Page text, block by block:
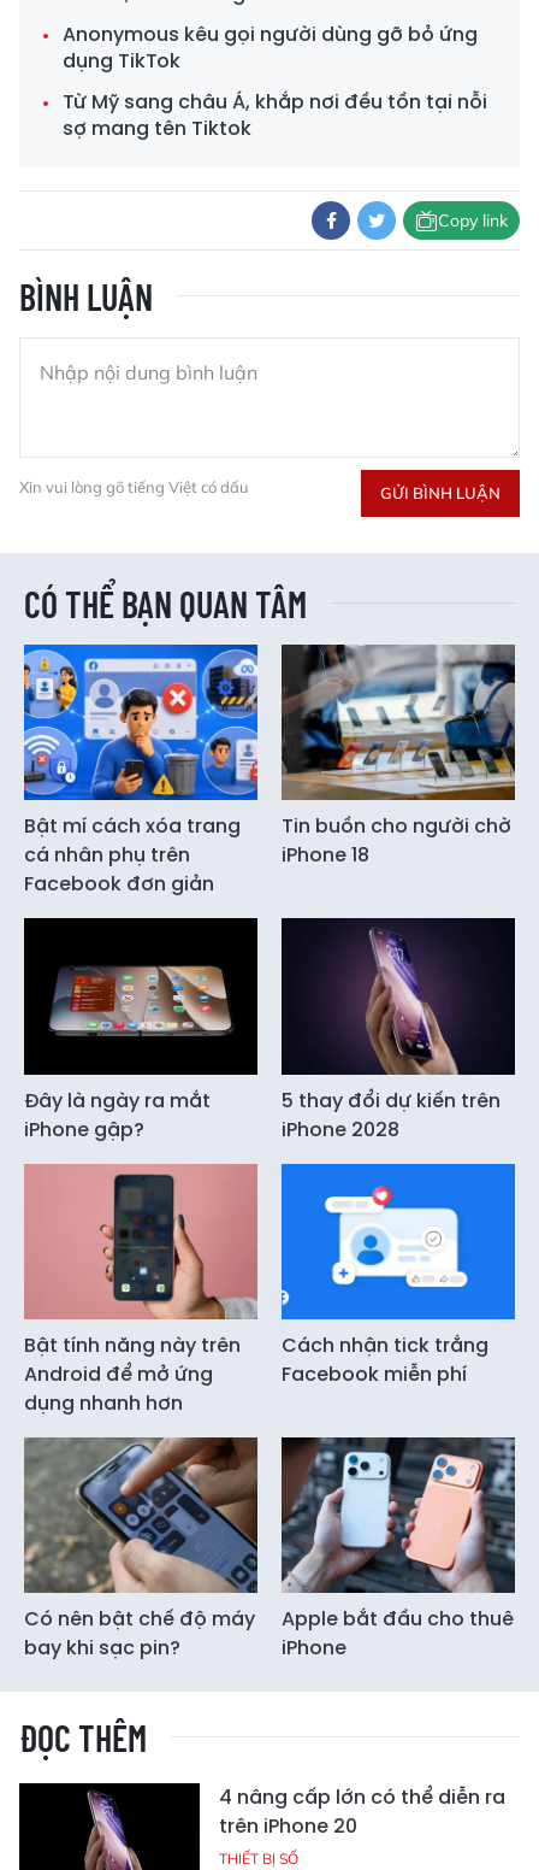
Anonymous kêu gọi người dùng gỡ bỏ ứng
dụng TikTok
Từ Mỹ sang châu Á, khắp nơi đều tồn tại nỗi
sợ mang tên Tiktok
Copy link
BÌNH LUẬN
Xin vui lòng gõ tiếng Việt có dấu GỬI BÌNH LUẬN
CÓ THỂ BẠN QUAN TÂM
Bật mí cách xóa trang
cá nhân phụ trên
Facebook đơn giản
Tin buồn cho người chờ
iPhone 18
Đây là ngày ra mắt
iPhone gập?
5 thay đổi dự kiến trên
iPhone 2028
Bật tính năng này trên
Android để mở ứng
dụng nhanh hơn
Cách nhận tick trắng
Facebook miễn phí
Có nên bật chế độ máy
bay khi sạc pin?
Apple bắt đầu cho thuê
iPhone
ĐỌC THÊM
4 nâng cấp lớn có thể diễn ra
trên iPhone 20
THIẾT BỊ SỐ